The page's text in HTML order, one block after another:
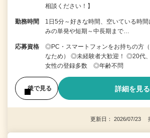
相談ください！】
勤務時間
1日5分～好きな時間、空いている時
みの単発や短期～中長期まで…
応募資格
◎PC・スマートフォンをお持ちの方
なため） ◎未経験者大歓迎！ ◎20代
女性の登録多数 ◎年齢不問
後で見る 詳細を見る
更新日： 2026/07/23